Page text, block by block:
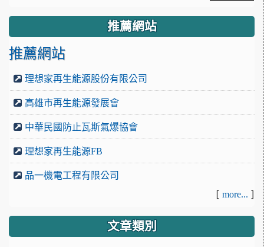
推薦網站
推薦網站
理想家再生能源股份有限公司
高雄市再生能源發展會
中華民國防止瓦斯氣爆協會
理想家再生能源FB
品一機電工程有限公司
[ more... ]
文章類別